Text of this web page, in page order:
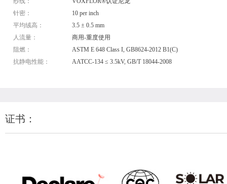
针密：
10 per inch
平均绒高：
3.5 ± 0.5 mm
人流量：
商用-重度使用
阻燃：
ASTM E 648 Class I, GB8624-2012 B1(C)
抗静电性能：
AATCC-134 ≤ 3.5kV, GB/T 18044-2008
证书：